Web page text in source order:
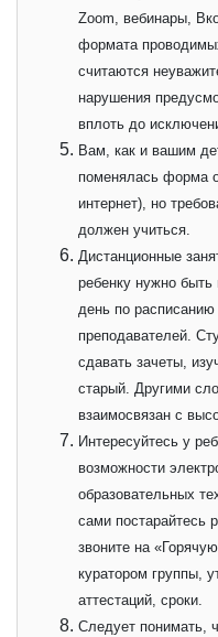
Zoom, вебинары,
формата
считаются
нарушения
вплоть до
Вам, как и вашим
поменялась форма
интернет), но
должен учиться.
Дистанционные
ребенку нужно
день по
преподавателей.
сдавать зачеты,
старый. Другими
взаимосвязан с
Интересуйтесь у
возможности
образовательных
сами постарайтесь
звоните на
куратором группы,
аттестаций, сроки.
Следует понимать,